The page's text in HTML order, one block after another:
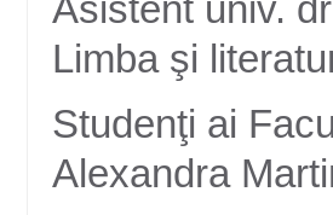
Limba şi
Studenţi ai
Alexandra